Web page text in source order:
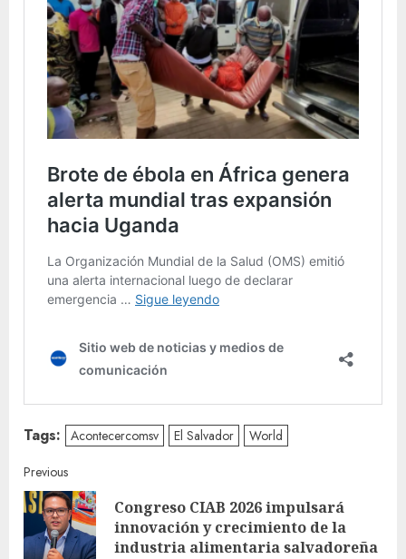
Tags: Acontecercomsv El Salvador World
Continue
Reading
Previous
Congreso CIAB 2026 impulsará
innovación y crecimiento de la
industria alimentaria salvadoreña